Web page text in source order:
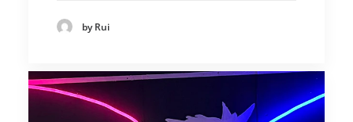
by Rui